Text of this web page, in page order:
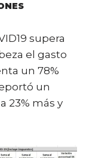
supera
el gasto
un 78%
un
23% más y